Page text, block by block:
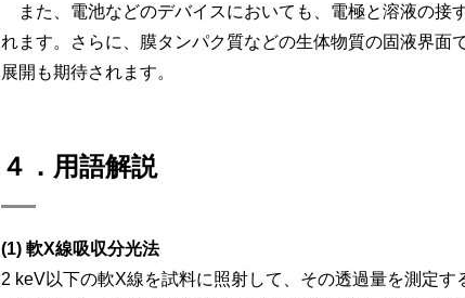
また、電池などのデバイスにおいても、電極と溶液の接
れます。さらに、膜タンパク質などの生体物質の固液界
展開も期待されます。
４．用語解説
(1) 軟X線吸収分光法
2 keV以下の軟X線を試料に照射して、その透過量を測定